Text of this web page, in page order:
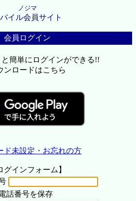
ノジマ
イル会員サイト
会員ログイン
簡単にログインができる!!
ンロードはこちら
ド未設定・お忘れの方
グインフォーム】
話番号を保存